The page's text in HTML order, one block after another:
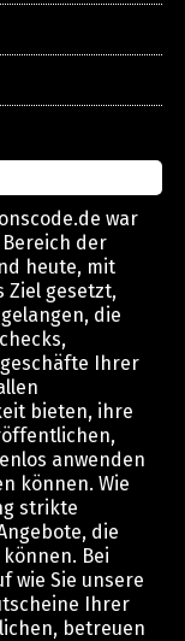
war
der
heute, mit
Ziel gesetzt,
die
Ihrer
bieten, ihre
anwenden
können. Wie
strikte
die
Bei
wie Sie unsere
Ihrer
betreuen